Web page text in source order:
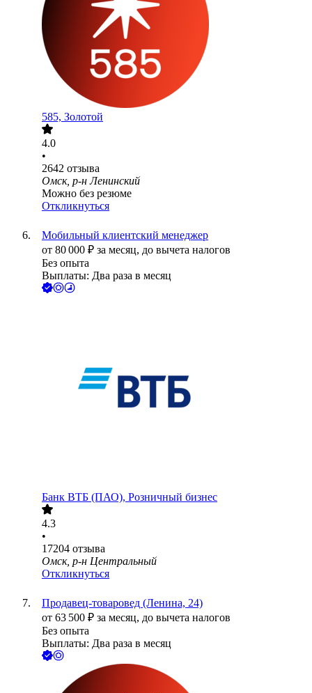
585, Золотой
4.0
•
2642 отзыва
Омск, р-н Ленинский
Можно без резюме
Откликнуться
Мобильный клиентский менеджер
от 80 000 ₽ за месяц, до вычета налогов
Без опыта
Выплаты: Два раза в месяц
Банк ВТБ (ПАО), Розничный бизнес
4.3
•
17204 отзыва
Омск, р-н Центральный
Откликнуться
Продавец-товаровед (Ленина, 24)
от 63 500 ₽ за месяц, до вычета налогов
Без опыта
Выплаты: Два раза в месяц